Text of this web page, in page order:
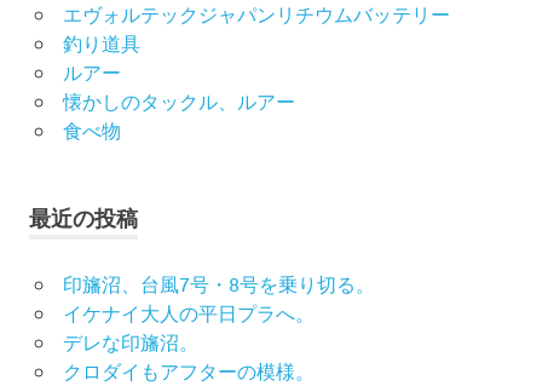
エヴォルテックジャパンリチウムバッテリー
釣り道具
ルアー
懐かしのタックル、ルアー
食べ物
最近の投稿
印旛沼、台風7号・8号を乗り切る。
イケナイ大人の平日プラへ。
デレな印旛沼。
クロダイもアフターの模様。